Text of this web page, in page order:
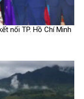
nối TP. Hồ Chí Minh